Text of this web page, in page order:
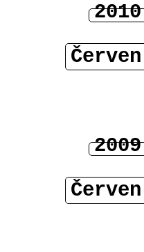
2010
Červen
2009
Červen